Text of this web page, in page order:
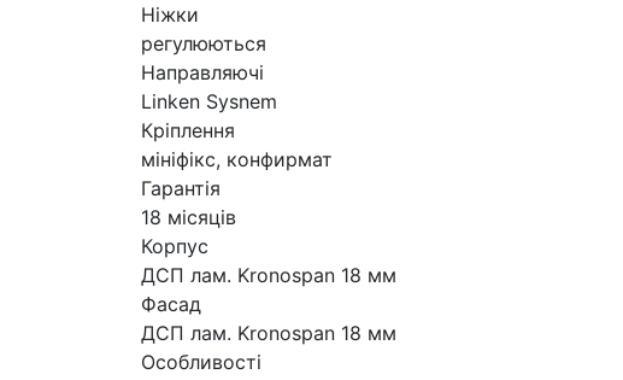
Ніжки
регулюються
Направляючі
Linken Sysnem
Кріплення
мініфікс, конфирмат
Гарантія
18 місяців
Корпус
ДСП лам. Kronospan 18 мм
Фасад
ДСП лам. Kronospan 18 мм
Особливості